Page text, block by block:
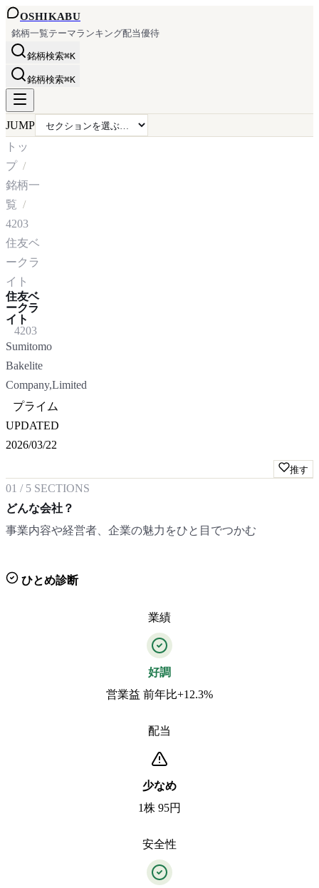
OSHIKABU
銘柄一覧テーマランキング配当優待
銘柄検索⌘K
銘柄検索⌘K
JUMP
トッ
プ
銘柄一
覧
4203
住友ベ
ークラ
イト
住友ベ
ークラ
イト
4203
Sumitomo
Bakelite
Company,Limited
プライム
UPDATED
2026/03/22
推す
01 / 5 SECTIONS
どんな会社？
事業内容や経営者、企業の魅力をひと目でつかむ
ひとめ診断
業績
好調
営業益 前年比+12.3%
配当
少なめ
1株 95円
安全性